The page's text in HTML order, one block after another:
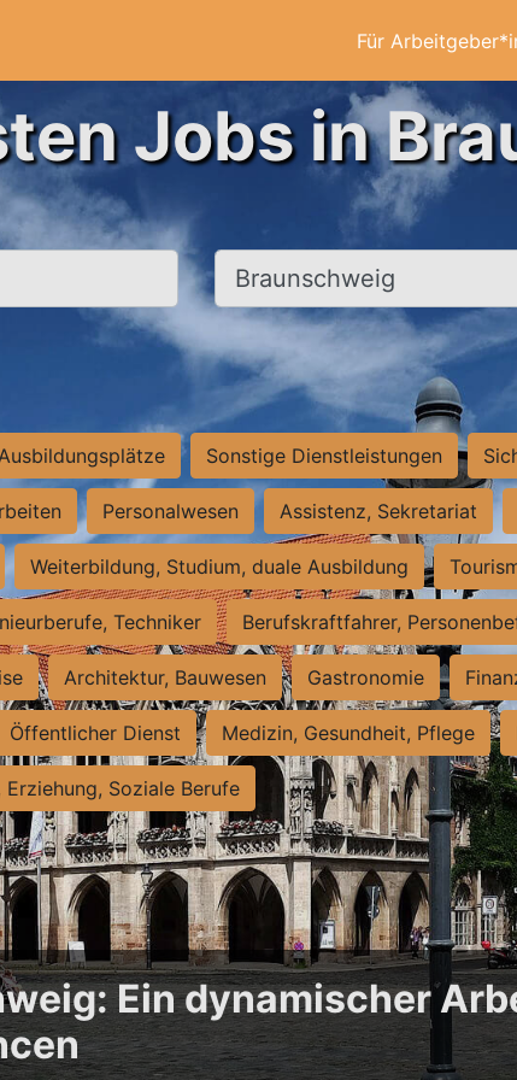
Für
Jobs in
Ort, Stadt
Sonstige Dienstleistungen
Personalwesen Assistenz, Sekretariat
Weiterbildung, Studium, duale Ausbildung
Techniker Berufskraftfahrer,
Architektur, Bauwesen Gastronomie
Öffentlicher Dienst Medizin, Gesundheit, Pflege
Erziehung, Soziale Berufe
Ein dynamischer